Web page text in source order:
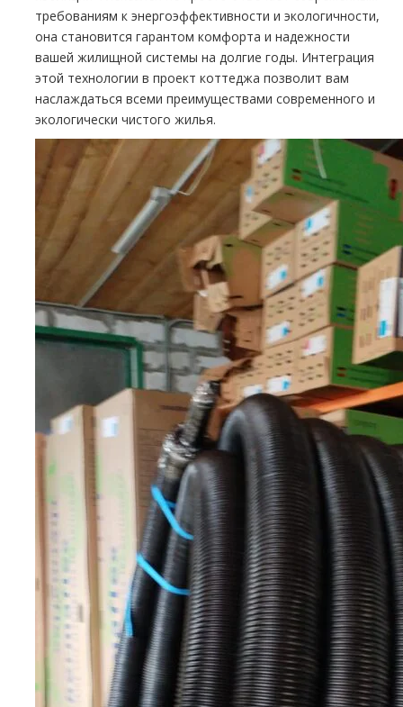
требованиям к энергоэффективности и экологичности,
она становится гарантом комфорта и надежности
вашей жилищной системы на долгие годы. Интеграция
этой технологии в проект коттеджа позволит вам
наслаждаться всеми преимуществами современного и
экологически чистого жилья.